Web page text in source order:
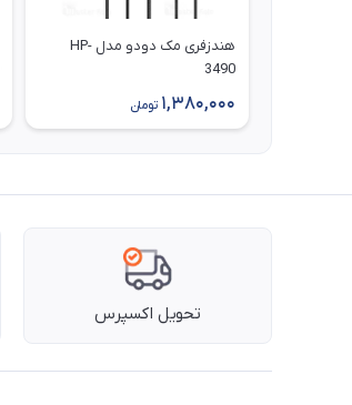
هندزفری مک دودو مدل HP-
3490
1,380,000 تومان
تحویل اکسپرس